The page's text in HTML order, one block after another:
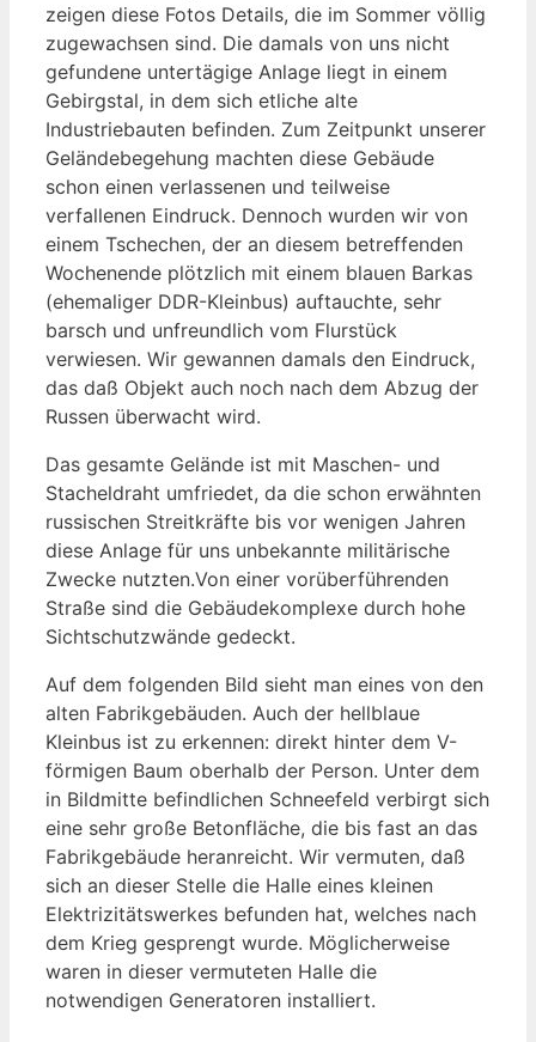
zeigen diese Fotos Details, die im Sommer völlig
zugewachsen sind. Die damals von uns nicht
gefundene untertägige Anlage liegt in einem
Gebirgstal, in dem sich etliche alte
Industriebauten befinden. Zum Zeitpunkt unserer
Geländebegehung machten diese Gebäude
schon einen verlassenen und teilweise
verfallenen Eindruck. Dennoch wurden wir von
einem Tschechen, der an diesem betreffenden
Wochenende plötzlich mit einem blauen Barkas
(ehemaliger DDR-Kleinbus) auftauchte, sehr
barsch und unfreundlich vom Flurstück
verwiesen. Wir gewannen damals den Eindruck,
das daß Objekt auch noch nach dem Abzug der
Russen überwacht wird.
Das gesamte Gelände ist mit Maschen- und
Stacheldraht umfriedet, da die schon erwähnten
russischen Streitkräfte bis vor wenigen Jahren
diese Anlage für uns unbekannte militärische
Zwecke nutzten.Von einer vorüberführenden
Straße sind die Gebäudekomplexe durch hohe
Sichtschutzwände gedeckt.
Auf dem folgenden Bild sieht man eines von den
alten Fabrikgebäuden. Auch der hellblaue
Kleinbus ist zu erkennen: direkt hinter dem V-
förmigen Baum oberhalb der Person. Unter dem
in Bildmitte befindlichen Schneefeld verbirgt sich
eine sehr große Betonfläche, die bis fast an das
Fabrikgebäude heranreicht. Wir vermuten, daß
sich an dieser Stelle die Halle eines kleinen
Elektrizitätswerkes befunden hat, welches nach
dem Krieg gesprengt wurde. Möglicherweise
waren in dieser vermuteten Halle die
notwendigen Generatoren installiert.